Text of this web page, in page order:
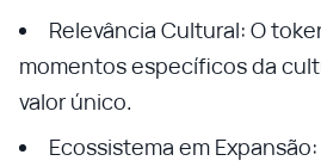
Relevância Cultural: O
momentos específicos da
valor único.
Ecossistema em